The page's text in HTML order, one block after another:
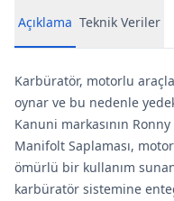
Açıklama Teknik Veriler
Karbüratör, motorlu
oynar ve bu nedenle
Kanuni markasının
Manifolt Saplaması,
ömürlü bir kullanım
karbüratör sistemine